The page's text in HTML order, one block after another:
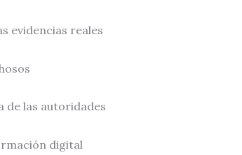
evidencias reales
de las autoridades
digital